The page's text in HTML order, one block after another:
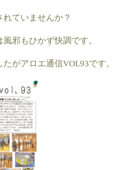
ていませんか？
邪もひかず快調です。
がアロエ通信VOL93です。